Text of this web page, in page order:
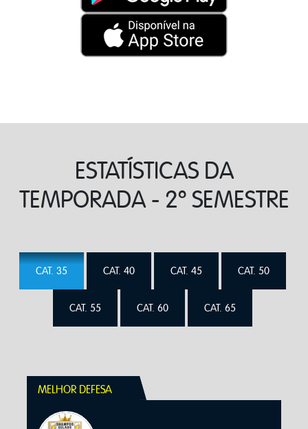
ESTATÍSTICAS DA
TEMPORADA - 2º SEMESTRE
CAT. 35 CAT. 40 CAT. 45 CAT. 50
CAT. 55 CAT. 60 CAT. 65
MELHOR DEFESA